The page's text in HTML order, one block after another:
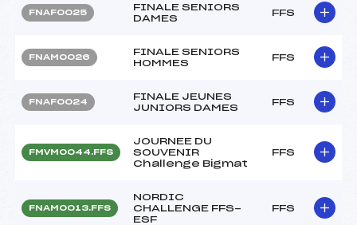
FNAF0025
FINALE SENIORS
DAMES
FFS
FNAM0026
FINALE SENIORS
HOMMES
FFS
FNAF0024
FINALE JEUNES
JUNIORS DAMES
FFS
FMVM0044.FFS
JOURNEE DU
SOUVENIR
Challenge Bigmat
FFS
FNAM0013.FFS
NORDIC
CHALLENGE FFS-
ESF
FFS